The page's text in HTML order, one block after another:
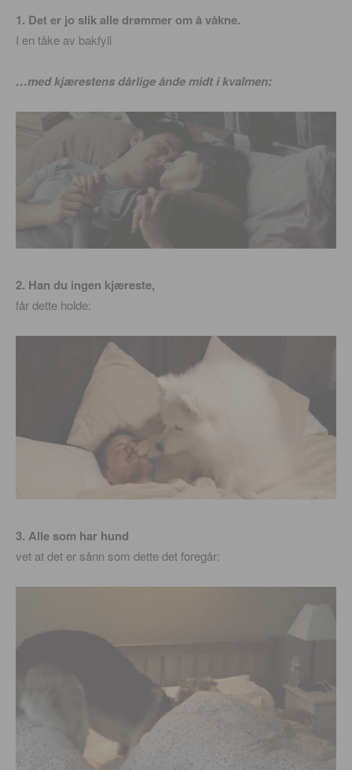
1. Det er jo slik alle drømmer om å våkne.
I en tåke av bakfyll
…med kjærestens dårlige ånde midt i kvalmen:
2. Han du ingen kjæreste,
får dette holde:
3. Alle som har hund
vet at det er sånn som dette det foregår: